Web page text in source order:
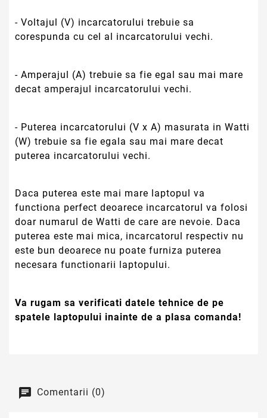
- Voltajul (V) incarcatorului trebuie sa
corespunda cu cel al incarcatorului vechi.
- Amperajul (A) trebuie sa fie egal sau mai mare
decat amperajul incarcatorului vechi.
- Puterea incarcatorului (V x A) masurata in Watti
(W) trebuie sa fie egala sau mai mare decat
puterea incarcatorului vechi.
Daca puterea este mai mare laptopul va
functiona perfect deoarece incarcatorul va folosi
doar numarul de Watti de care are nevoie. Daca
puterea este mai mica, incarcatorul respectiv nu
este bun deoarece nu poate furniza puterea
necesara functionarii laptopului.
Va rugam sa verificati datele tehnice de pe
spatele laptopului inainte de a plasa comanda!
Comentarii (0)